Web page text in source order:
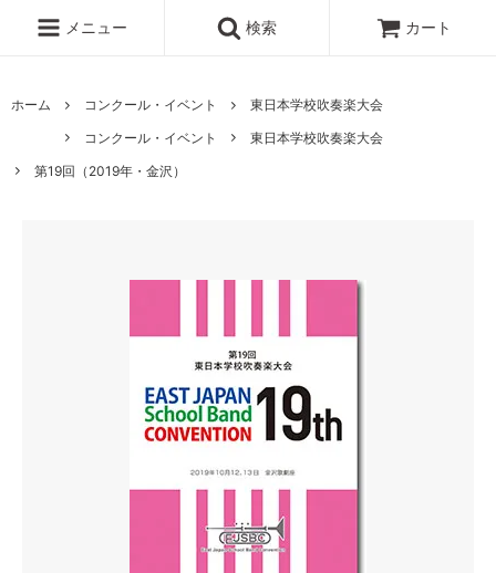
メニュー 検索 カート
ホーム コンクール・イベント
東日本学校吹奏楽大会
コンクール・イベント
東日本学校吹奏楽大会
第19回（2019年・金沢）